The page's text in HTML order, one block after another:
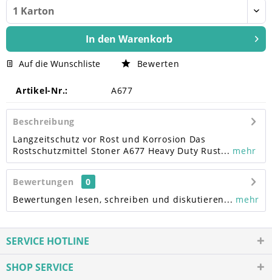
In den Warenkorb
Auf die Wunschliste Bewerten
Artikel-Nr.: A677
Beschreibung
Langzeitschutz vor Rost und Korrosion Das
Rostschutzmittel Stoner A677 Heavy Duty Rust... mehr
Bewertungen
0
Bewertungen lesen, schreiben und diskutieren... mehr
SERVICE HOTLINE
SHOP SERVICE